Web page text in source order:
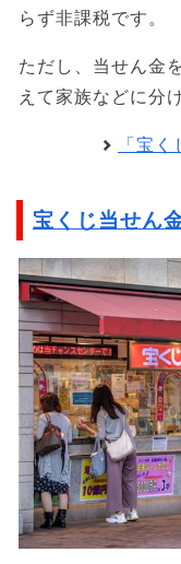
らず非課税です。
ただし、当せん金
えて家族などに分
「宝
宝くじ当せん